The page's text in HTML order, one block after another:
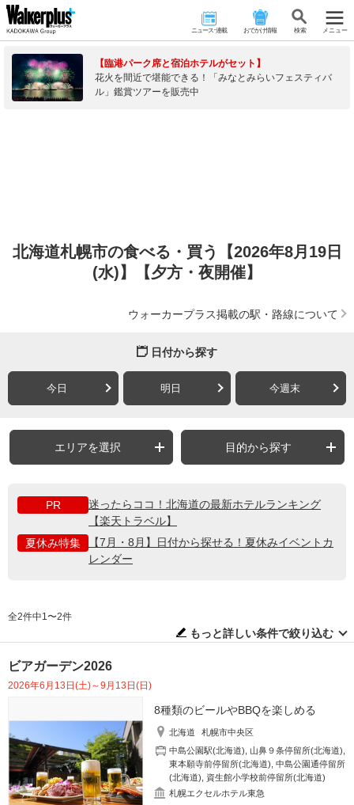
ニュース･連載 おでかけ情報 検 索 メニュー
【臨港パーク席と宿泊ホテルがセット】
花火を間近で堪能できる！「みなとみらいフェスティバ
ル」鑑賞ツアーを販売中
北海道札幌市の食べる・買う【2026年8月19日
(水)】【夕方・夜開催】
ウォーカープラス掲載の駅・路線について
日付から探す
今日 明日 今週末
エリアを選択 目的から探す
PR
迷ったらココ！北海道の最新ホテルランキング
【楽天トラベル】
夏休み特集
【7月・8月】日付から探せる！夏休みイベントカ
レンダー
全2件中1〜2件
もっと詳しい条件で絞り込む
ビアガーデン2026
2026年6月13日(土)～9月13日(日)
8種類のビールやBBQを楽しめる
北海道
札幌市中央区
中島公園駅(北海道)
山鼻９条停留所(北海道)
東本願寺前停留所(北海道) ,中島公園通停留所
(北海道)
資生館小学校前停留所(北海道)
札幌エクセルホテル東急